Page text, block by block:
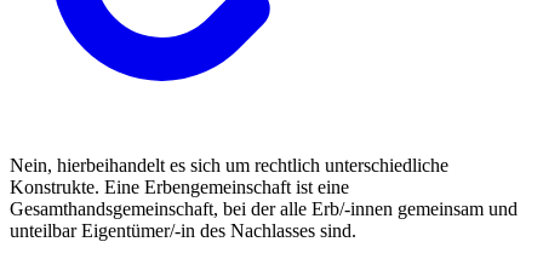
Nein, hierbeihandelt es sich um rechtlich unterschiedliche
Konstrukte. Eine Erbengemeinschaft ist eine
Gesamthandsgemeinschaft, bei der alle Erb/-innen gemeinsam und
unteilbar Eigentümer/-in des Nachlasses sind.